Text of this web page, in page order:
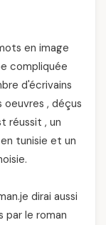
en image
compliquée
d'écrivains
, déçus
réussit , un
tunisie et un
dirai aussi
le roman